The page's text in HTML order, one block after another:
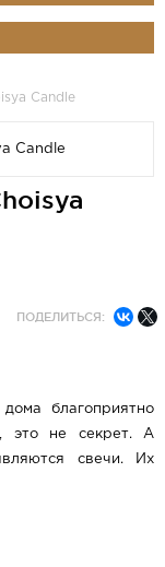
Candle
ПОДЕЛИТЬСЯ:
благоприятно
это не секрет. А
свечи. Их